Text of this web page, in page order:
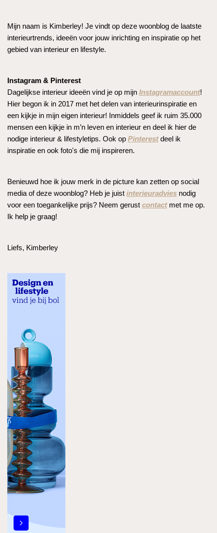
Mijn naam is Kimberley! Je vindt op deze woonblog de laatste
interieurtrends, ideeën voor jouw inrichting en inspiratie op het
gebied van interieur en lifestyle.
Instagram & Pinterest
Dagelijkse interieur ideeën vind je op mijn Instagramaccount!
Hier begon ik in 2017 met het delen van interieurinspiratie en
een kijkje in mijn eigen interieur! Inmiddels geef ik ruim 35.000
mensen een kijkje in m’n leven en interieur en deel ik hier de
nodige interieur & lifestyletips. Ook op Pinterestdeel ik
inspiratie en ook foto's die mij inspireren.
Benieuwd hoe ik jouw merk in de picture kan zetten op social
media of deze woonblog? Heb je juist interieuradvies nodig
voor een toegankelijke prijs? Neem gerust contactmet me op.
Ik help je graag!
Liefs, Kimberley